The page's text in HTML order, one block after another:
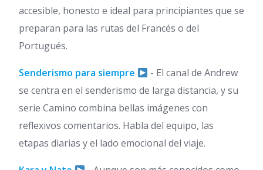
accesible, honesto e ideal para principiantes que se
preparan para las rutas del Francés o del
Portugués.
Senderismo para siempre
- El canal de Andrew
se centra en el senderismo de larga distancia, y su
serie Camino combina bellas imágenes con
reflexivos comentarios. Habla del equipo, las
etapas diarias y el lado emocional del viaje.